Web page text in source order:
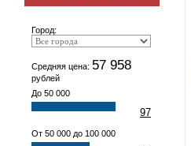
Город:
Средняя цена: 57 958
рублей
До 50 000
97
От 50 000 до 100 000